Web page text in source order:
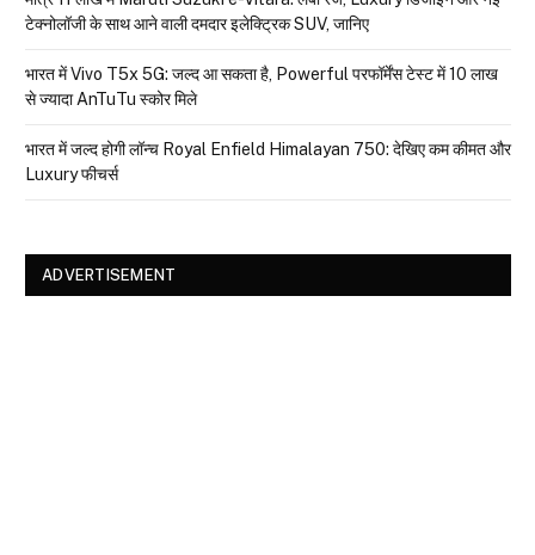
टेक्नोलॉजी के साथ आने वाली दमदार इलेक्ट्रिक SUV, जानिए
भारत में Vivo T5x 5G: जल्द आ सकता है, Powerful परफॉर्मेंस टेस्ट में 10 लाख
से ज्यादा AnTuTu स्कोर मिले
भारत में जल्द होगी लॉन्च Royal Enfield Himalayan 750: देखिए कम कीमत और
Luxury फीचर्स
ADVERTISEMENT